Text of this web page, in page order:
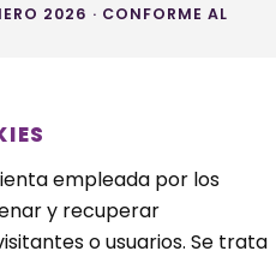
2026 · CONFORME AL
empleada por los
y recuperar
o usuarios. Se trata